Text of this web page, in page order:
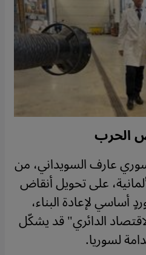
الحرب
عارف السويداني، من
على تحويل أنقاض
أساسي لإعادة البناء،
الدائري" قد يشكّل
لسوريا.